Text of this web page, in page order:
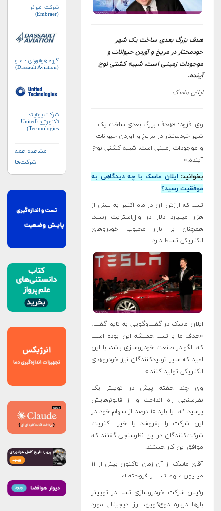
هدف بزرگ بعدی ساخت یک شهر
خودمختار در مریخ و آوردن حیوانات و
موجودات زمینی است، شبیه کشتی نوح
آینده.
ایلان ماسک
وی افزود: «هدف بزرگ بعدی ساخت یک
شهر خودمختار در مریخ و آوردن حیوانات
و موجودات زمینی است، شبیه کشتی نوح
آینده.»
بخوانید:‌ایلان ماسک با چه دیدگاهی به
موفقیت رسید؟
تسلا که ارزش آن در ماه اکتبر به بیش از
هزار میلیارد دلار در وال‌استریت رسید،
همچنان بر بازار محبوب خودروهای
الکتریکی تسلط دارد.
ایلان ماسک در گفت‌وگویی به تایم گفت:
«هدف ما با تسلا همیشه این بوده است
که الگو در صنعت خودروسازی باشد، با این
امید که سایر تولیدکنندگان نیز خودروهای
الکتریکی تولید کنند.»
وی چند هفته پیش در توییتر یک
نظرسنجی راه انداخت و از فالوئرهایش
پرسید که آیا باید ۱۰ درصد از سهام خود در
این شرکت را بفروشد یا خیر. اکثریت
شرکت‌کنندگان در این نظرسنجی گفتند که
موافق این کار هستند.
آقای ماسک از آن زمان تاکنون بیش از ۱۱
میلیون سهم تسلا را فروخته است.
رئیس شرکت خودروسازی تسلا در توییتر
بارها درباره دوج‌کوین، ارز دیجیتال مورد
شرکت امبرائر
(Embraer)
گروه هوانوردی داسو
(Dassault Aviation)
شرکت یونایتد
تکنولوژی (United
Technologies)
مشاهده همه
شرکت‌ها